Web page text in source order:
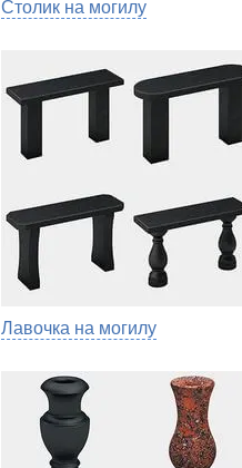
Столик на могилу
Лавочка на могилу